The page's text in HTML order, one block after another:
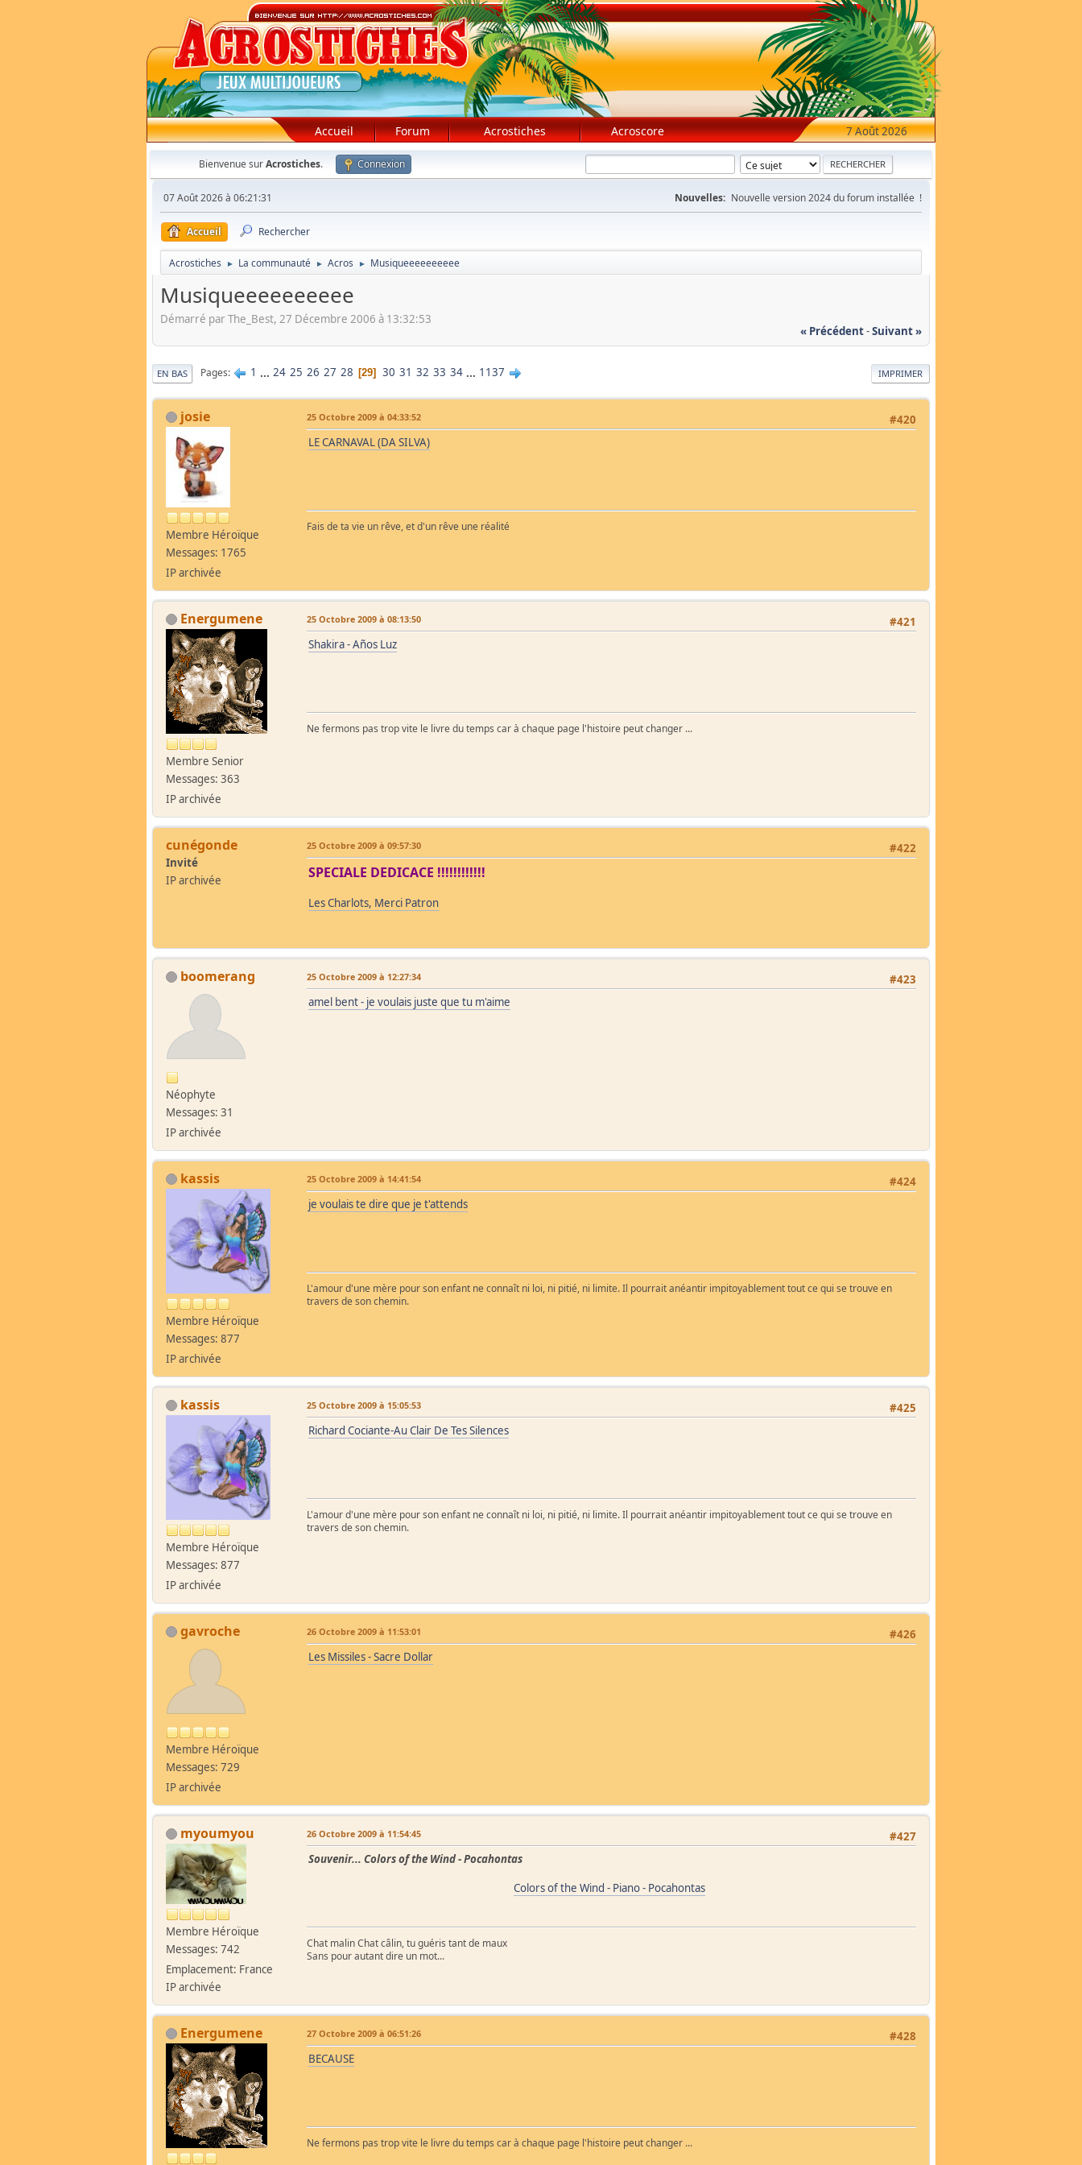
Accueil Forum Acrostiches Acroscore 7 Août 2026
Bienvenue surAcrostiches. Connexion
07 Août 2026 à 06:21:31 Nouvelles: Nouvelle version 2024 du forum installée !
Accueil Rechercher
Acrostiches ► La communauté ► Acros ► Musiqueeeeeeeeee
Musiqueeeeeeeeee
Démarré par The_Best, 27 Décembre 2006 à 13:32:53
« Précédent-Suivant »
IMPRIMER
EN BAS Pages 1 ... 24 25 26 27 28 29 30 31 32 33 34 ... 1137
josie
Membre Héroïque
Messages: 1765
IP archivée
#420
25 Octobre 2009 à 04:33:52
LE CARNAVAL (DA SILVA)
Fais de ta vie un rêve, et d'un rêve une réalité
Energumene
Membre Senior
Messages: 363
IP archivée
#421
25 Octobre 2009 à 08:13:50
Shakira - Años Luz
Ne fermons pas trop vite le livre du temps car à chaque page l'histoire peut changer ...
cunégonde
Invité
IP archivée
#422
25 Octobre 2009 à 09:57:30
SPECIALE DEDICACE !!!!!!!!!!!!
Les Charlots, Merci Patron
boomerang
Néophyte
Messages: 31
IP archivée
#423
25 Octobre 2009 à 12:27:34
amel bent - je voulais juste que tu m'aime
kassis
Membre Héroïque
Messages: 877
IP archivée
#424
25 Octobre 2009 à 14:41:54
je voulais te dire que je t'attends
L'amour d'une mère pour son enfant ne connaît ni loi, ni pitié, ni limite. Il pourrait anéantir impitoyablement tout ce qui se trouve en
travers de son chemin.
kassis
Membre Héroïque
Messages: 877
IP archivée
#425
25 Octobre 2009 à 15:05:53
Richard Cociante-Au Clair De Tes Silences
L'amour d'une mère pour son enfant ne connaît ni loi, ni pitié, ni limite. Il pourrait anéantir impitoyablement tout ce qui se trouve en
travers de son chemin.
gavroche
Membre Héroïque
Messages: 729
IP archivée
#426
26 Octobre 2009 à 11:53:01
Les Missiles - Sacre Dollar
myoumyou
Membre Héroïque
Messages: 742
Emplacement: France
IP archivée
#427
26 Octobre 2009 à 11:54:45
Souvenir... Colors of the Wind - Pocahontas
Colors of the Wind - Piano - Pocahontas
Chat malin Chat câlin, tu guéris tant de maux
Sans pour autant dire un mot...
Energumene #428
27 Octobre 2009 à 06:51:26
BECAUSE
Ne fermons pas trop vite le livre du temps car à chaque page l'histoire peut changer ...